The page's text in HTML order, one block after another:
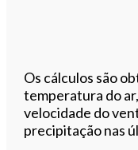
Os cálculos são
temperatura do
velocidade do
precipitação nas